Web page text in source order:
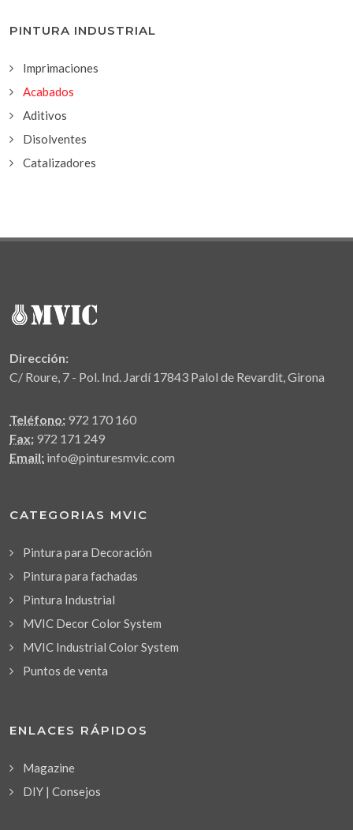
PINTURA INDUSTRIAL
Imprimaciones
Acabados
Aditivos
Disolventes
Catalizadores
Dirección:
C/ Roure, 7 - Pol. Ind. Jardí 17843 Palol de Revardit, Girona
Teléfono: 972 170 160
Fax: 972 171 249
Email: info@pinturesmvic.com
CATEGORIAS MVIC
Pintura para Decoración
Pintura para fachadas
Pintura Industrial
MVIC Decor Color System
MVIC Industrial Color System
Puntos de venta
ENLACES RÁPIDOS
Magazine
DIY | Consejos